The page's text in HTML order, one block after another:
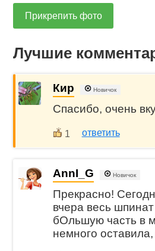
Прикрепить фото
Лучшие
Кир Новичок
Спасибо, очень
1 ответить
AnnI_G Новичок
Прекрасно!
вчера весь
бОльшую часть в
немного